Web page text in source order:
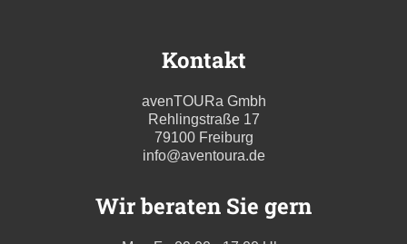
Kontakt
avenTOURa Gmbh
Rehlingstraße 17
79100 Freiburg
info@aventoura.de
Wir beraten Sie gern